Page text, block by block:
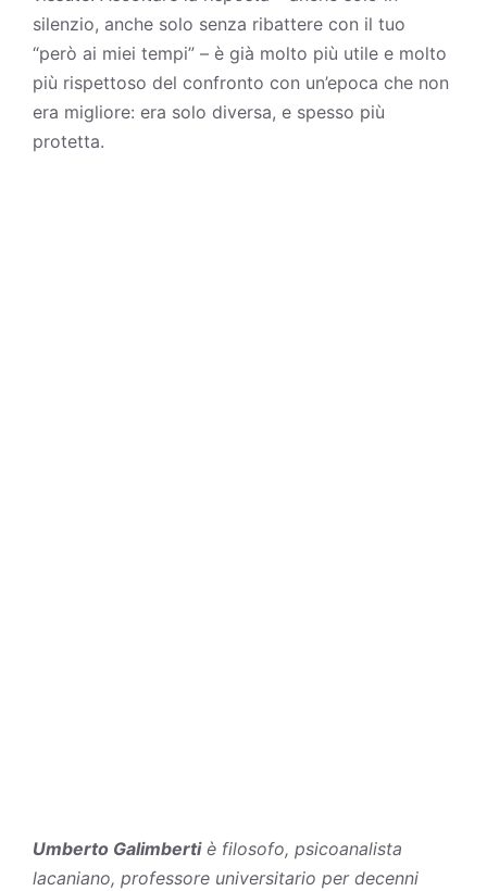
silenzio, anche solo senza ribattere con il tuo
“però ai miei tempi” – è già molto più utile e molto
più rispettoso del confronto con un’epoca che non
era migliore: era solo diversa, e spesso più
protetta.
Umberto Galimbertiè filosofo, psicoanalista
lacaniano, professore universitario per decenni